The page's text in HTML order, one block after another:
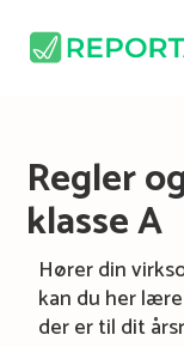
Regler
klasse A
Hører din
kan du her
der er til dit